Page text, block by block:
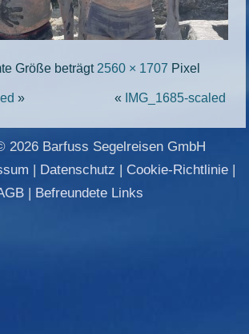
Größe beträgt 2560 × 1707 Pixel
» « IMG_1685-scaled
2026 Barfuss Segelreisen GmbH
| Datenschutz | Cookie-Richtlinie|
| Befreundete Links